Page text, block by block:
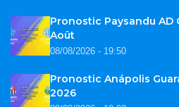
Pronostic Paysandu AD
Août
08/08/2026 - 19:50
Pronostic Anápolis
2026